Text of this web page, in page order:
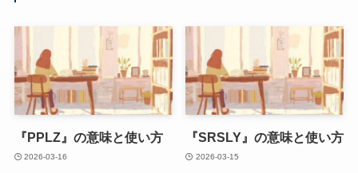
『PPLZ』の意味と使い方
2026-03-16
『SRSLY』の意味と使い方
2026-03-15